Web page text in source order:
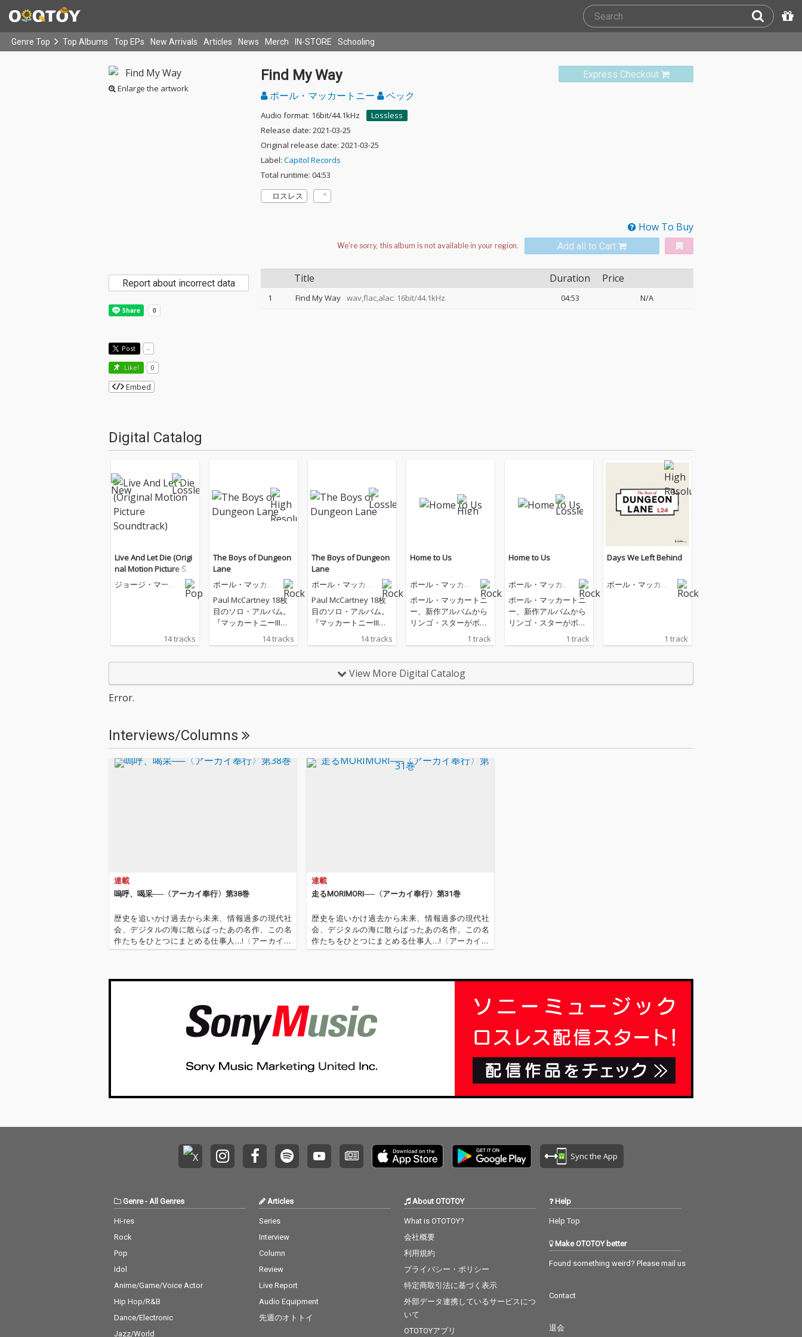
Genre Top Top Albums Top EPs New Arrivals Articles News Merch IN-STORE Schooling
Enlarge the artwork
Express Checkout
Find My Way
ポール・マッカートニー ベック
Audio format: 16bit/44.1kHz
Lossless
Release date: 2021-03-25
Original release date: 2021-03-25
Label: Capitol Records
Total runtime: 04:53
ロスレス
How To Buy
Add all to Cart
Title Duration Price
1 Find My Way wav,flac,alac: 16bit/44.1kHz 04:53 N/A
Report about incorrect data
Post -
Like! 0
Embed
Digital Catalog
Live And Let Die (Origi
nal Motion Picture Sou
ndtrack)
ジョージ・マーテ
14 tracks
The Boys of Dungeon
Lane
ポール・マッカー
Paul McCartney 18枚
目のソロ・アルバム。
『マッカートニーIII』
(2020)から5年半ぶりの
新作! これまで語られる
り、自分自身の物語を
語る、キャリア史上最
も内省的なアルバム。
入れられた音楽的に多
スタイルのロック、Th
e Beatlesスタイルのハ
ーモニー、McCartney
スタイルのグルーヴ、
曲。そのすべての共通
点は“Paul”である。
14 tracks
The Boys of Dungeon
Lane
ポール・マッカー
Paul McCartney 18枚
目のソロ・アルバム。
『マッカートニーIII』
(2020)から5年半ぶりの
新作! これまで語られる
思い出を垣間見せる曲
と、新たに生まれたラ
語る、キャリア史上最
も内省的なアルバム。
戦後のリヴァプールで
楽器やスタイルが取り
入れられた音楽的に多
スタイルのロック、Th
e Beatlesスタイルのハ
ーモニー、McCartney
スタイルのグルーヴ、
曲。そのすべての共通
点は“Paul”である。
14 tracks
Home to Us
ポール・マッカー
ポール・マッカートニ
ー、新作アルバムから
リンゴ・スターがボー
カル/ドラムで参加した
「ホーム・トゥ・ア
1 track
Home to Us
ポール・マッカー
ポール・マッカートニ
ー、新作アルバムから
リンゴ・スターがボー
カル/ドラムで参加した
「ホーム・トゥ・ア
1 track
Days We Left Behind
ポール・マッカー
1 track
View More Digital Catalog
Error.
Interviews/Columns
連載
嗚呼、喝采──〈アーカイ奉行〉第38巻
歴史を追いかけ過去から未来、情報過多の現代社
会、デジタルの海に散らばったあの名作、この名
作たちをひとつにまとめる仕事人…!〈アーカイ奉
行〉が今日もデジタルの乱世を治める…!'''〈アーカ
連載
走るMORIMORI──〈アーカイ奉行〉第31巻
歴史を追いかけ過去から未来、情報過多の現代社
会、デジタルの海に散らばったあの名作、この名
作たちをひとつにまとめる仕事人…!〈アーカイ奉
行〉が今日もデジタルの乱世を治める…!'''〈アーカ
Sync the App
Genre- All Genres
Hi-res
Rock
Pop
Idol
Anime/Game/Voice Actor
Hip Hop/R&B
Dance/Electronic
Jazz/World
Articles
Series
Interview
Column
Review
Live Report
Audio Equipment
先週のオトトイ
About OTOTOY
What is OTOTOY?
会社概要
利用規約
プライバシー・ポリシー
特定商取引法に基づく表示
外部データ連携しているサービスにつ
いて
OTOTOYアプリ
Help
Help Top
Make OTOTOY better
Found something weird? Please mail us
Contact
退会